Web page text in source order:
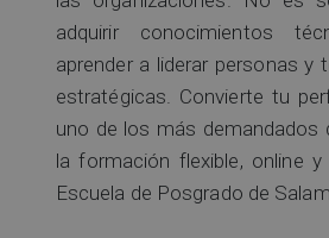
adquirir conocimientos
aprender a liderar personas y
estratégicas. Convierte tu
uno de los más demandados
la formación flexible, online
Escuela de Posgrado de